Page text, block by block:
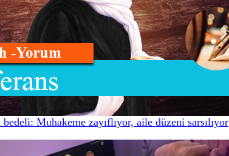
Muhakeme zayıflıyor, aile düzeni sarsılıyor